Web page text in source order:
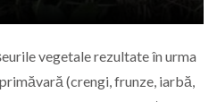
vegetale rezultate în urma
(crengi, frunze, iarbă,